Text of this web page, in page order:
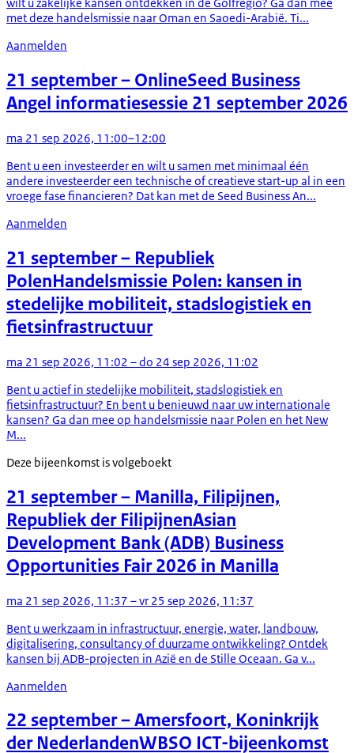
met deze handelsmissie naar Oman en Saoedi-Arabië. Ti...
Aanmelden
21 september– OnlineSeed Business
Angel informatiesessie 21 september 2026
ma 21 sep 2026, 11:00–12:00
Bent u een investeerder en wilt u samen met minimaal één
andere investeerder een technische of creatieve start-up al in een
vroege fase financieren? Dat kan met de Seed Business An...
Aanmelden
21 september– Republiek
PolenHandelsmissie Polen: kansen in
stedelijke mobiliteit, stadslogistiek en
fietsinfrastructuur
ma 21 sep 2026, 11:02 – do 24 sep 2026, 11:02
Bent u actief in stedelijke mobiliteit, stadslogistiek en
fietsinfrastructuur? En bent u benieuwd naar uw internationale
kansen? Ga dan mee op handelsmissie naar Polen en het New
M...
Deze bijeenkomst is volgeboekt
21 september– Manilla, Filipijnen,
Republiek der FilipijnenAsian
Development Bank (ADB) Business
Opportunities Fair 2026 in Manilla
ma 21 sep 2026, 11:37 – vr 25 sep 2026, 11:37
Bent u werkzaam in infrastructuur, energie, water, landbouw,
digitalisering, consultancy of duurzame ontwikkeling? Ontdek
kansen bij ADB-projecten in Azië en de Stille Oceaan. Ga v...
Aanmelden
22 september– Amersfoort, Koninkrijk
der NederlandenWBSO ICT-bijeenkomst